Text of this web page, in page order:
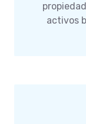
activos